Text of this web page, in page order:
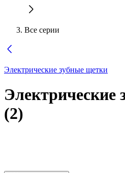
Все серии
Электрические зубные щетки
Электрические
(2)